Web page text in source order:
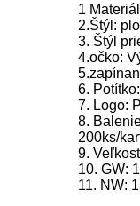
1
2.Štýl:
3. Štýl
4.očko:
6.
7. Logo:
8.
200ks/
9.
10. GW:
11. NW: